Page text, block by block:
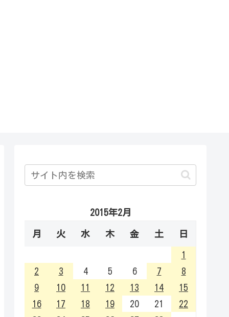
2015年2月
月 火 水 木 金 土 日
1
2
3 4 5 6 7
8
9
10 11 12 13 14
15
16
17 18 19 20 21
22